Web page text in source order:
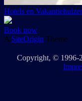
Hotels en
Book now
A SiteOrigin Theme
Copyright, © 1996-